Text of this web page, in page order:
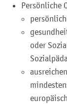
Persönliche
oder